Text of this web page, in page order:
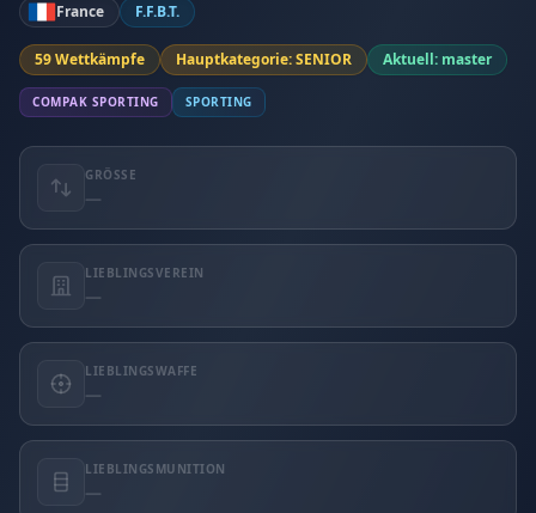
France F.F.B.T.
59 Wettkämpfe Hauptkategorie: SENIOR Aktuell: master
COMPAK SPORTING SPORTING
GRÖSSE
—
LIEBLINGSVEREIN
—
LIEBLINGSWAFFE
—
LIEBLINGSMUNITION
—